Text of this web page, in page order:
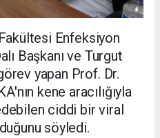
Enfeksiyon
Başkanı ve Turgut
yapan Prof. Dr.
kene aracılığıyla
ciddi bir viral
söyledi.